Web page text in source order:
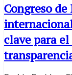
Congreso
clave para